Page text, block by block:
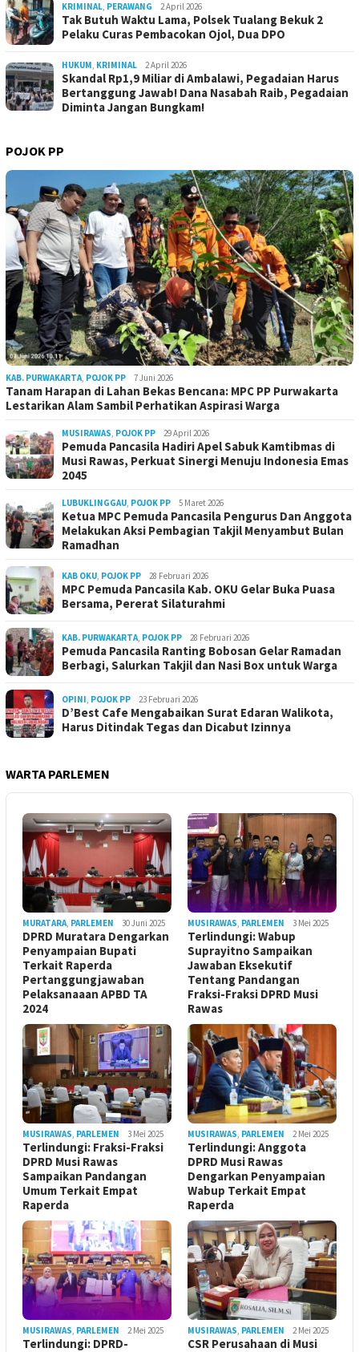
KRIMINAL, PERAWANG 2 April 2026
Tak Butuh Waktu Lama, Polsek Tualang Bekuk 2
Pelaku Curas Pembacokan Ojol, Dua DPO
HUKUM, KRIMINAL 2 April 2026
Skandal Rp1,9 Miliar di Ambalawi, Pegadaian Harus
Bertanggung Jawab! Dana Nasabah Raib, Pegadaian
Diminta Jangan Bungkam!
POJOK PP
KAB. PURWAKARTA, POJOK PP 7 Juni 2026
Tanam Harapan di Lahan Bekas Bencana: MPC PP Purwakarta
Lestarikan Alam Sambil Perhatikan Aspirasi Warga
MUSIRAWAS, POJOK PP 29 April 2026
Pemuda Pancasila Hadiri Apel Sabuk Kamtibmas di
Musi Rawas, Perkuat Sinergi Menuju Indonesia Emas
2045
LUBUKLINGGAU, POJOK PP 5 Maret 2026
Ketua MPC Pemuda Pancasila Pengurus Dan Anggota
Melakukan Aksi Pembagian Takjil Menyambut Bulan
Ramadhan
KAB OKU, POJOK PP 28 Februari 2026
MPC Pemuda Pancasila Kab. OKU Gelar Buka Puasa
Bersama, Pererat Silaturahmi
KAB. PURWAKARTA, POJOK PP 28 Februari 2026
Pemuda Pancasila Ranting Bobosan Gelar Ramadan
Berbagi, Salurkan Takjil dan Nasi Box untuk Warga
OPINI, POJOK PP 23 Februari 2026
D’Best Cafe Mengabaikan Surat Edaran Walikota,
Harus Ditindak Tegas dan Dicabut Izinnya
WARTA PARLEMEN
MURATARA, PARLEMEN 30 Juni 2025
DPRD Muratara Dengarkan
Penyampaian Bupati
Terkait Raperda
Pertanggungjawaban
Pelaksanaaan APBD TA
2024
MUSIRAWAS, PARLEMEN 3 Mei 2025
Terlindungi: Wabup
Suprayitno Sampaikan
Jawaban Eksekutif
Tentang Pandangan
Fraksi-Fraksi DPRD Musi
Rawas
MUSIRAWAS, PARLEMEN 3 Mei 2025
Terlindungi: Fraksi-Fraksi
DPRD Musi Rawas
Sampaikan Pandangan
Umum Terkait Empat
Raperda
MUSIRAWAS, PARLEMEN 2 Mei 2025
Terlindungi: Anggota
DPRD Musi Rawas
Dengarkan Penyampaian
Wabup Terkait Empat
Raperda
MUSIRAWAS, PARLEMEN 2 Mei 2025
Terlindungi: DPRD-
MUSIRAWAS, PARLEMEN 2 Mei 2025
CSR Perusahaan di Musi